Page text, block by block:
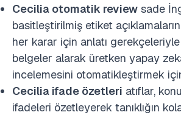
Cecilia otomatik review sade
basitleştirilmiş etiket
her karar için anlatı
belgeler alarak üretken yapay
incelemesini otomatikleştirmek
Cecilia ifade özetleri atıflar,
ifadeleri özetleyerek tanıklığın